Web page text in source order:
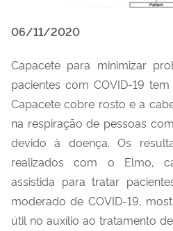
06/11/2020
Capacete para minimizar
pacientes com COVID-19
Capacete cobre rosto e a
na respiração de pessoas
devido à doença. Os
realizados com o Elmo,
assistida para tratar
moderado de COVID-19,
útil no auxílio ao tratamento